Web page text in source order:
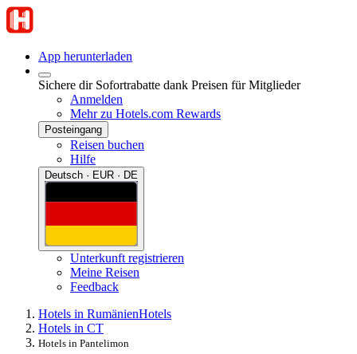
App herunterladen
Sichere dir Sofortrabatte dank Preisen für Mitglieder
Anmelden
Mehr zu Hotels.com Rewards
Posteingang
Reisen buchen
Hilfe
Deutsch · EUR · DE
Unterkunft registrieren
Meine Reisen
Feedback
Hotels in RumänienHotels
Hotels in CT
Hotels in Pantelimon